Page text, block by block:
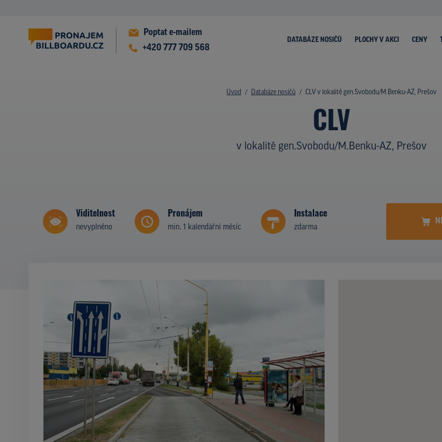
Poptat e-mailem
+420 777 709 568
DATABÁZE NOSIČŮ PLOCHY V AKCI CENY
Úvod Databáze nosičů CLV v lokalitě gen.Svobodu/M.Benku-AZ, Prešov
CLV
v lokalitě gen.Svobodu/M.Benku-AZ, Prešov
Viditelnost
nevyplněno
Pronájem
min. 1 kalendářní měsíc
Instalace
zdarma